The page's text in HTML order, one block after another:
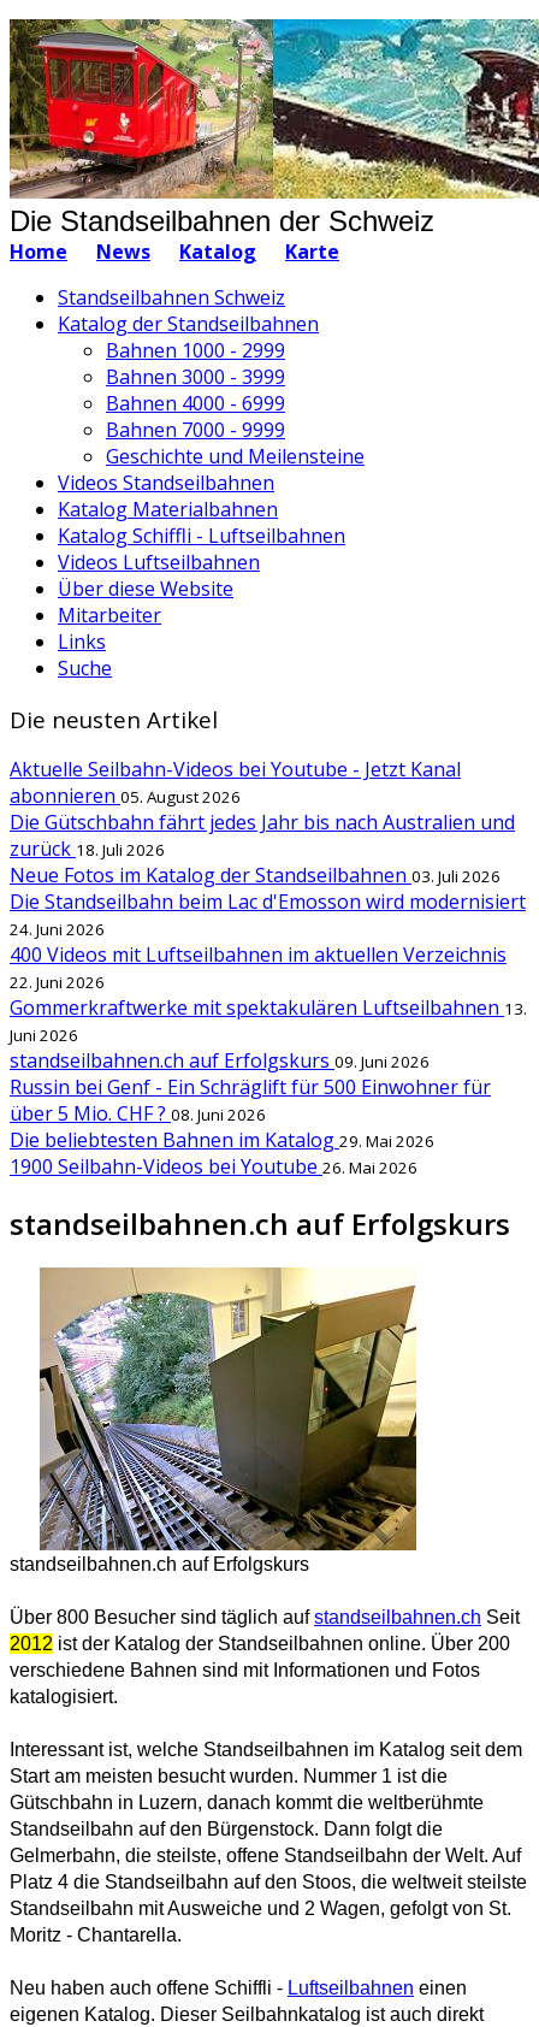
Die Standseilbahnen der Schweiz
Home News Katalog
Karte
Standseilbahnen Schweiz
Katalog der Standseilbahnen
Bahnen 1000 - 2999
Bahnen 3000 - 3999
Bahnen 4000 - 6999
Bahnen 7000 - 9999
Geschichte und Meilensteine
Videos Standseilbahnen
Katalog Materialbahnen
Katalog Schiffli - Luftseilbahnen
Videos Luftseilbahnen
Über diese Website
Mitarbeiter
Links
Suche
Die neusten Artikel
Aktuelle Seilbahn-Videos bei Youtube - Jetzt Kanal
abonnieren 05. August 2026
Die Gütschbahn fährt jedes Jahr bis nach Australien und
zurück 18. Juli 2026
Neue Fotos im Katalog der Standseilbahnen 03. Juli 2026
Die Standseilbahn beim Lac d'Emosson wird modernisiert
24. Juni 2026
400 Videos mit Luftseilbahnen im aktuellen Verzeichnis
22. Juni 2026
Gommerkraftwerke mit spektakulären Luftseilbahnen 13.
Juni 2026
standseilbahnen.ch auf Erfolgskurs 09. Juni 2026
Russin bei Genf - Ein Schräglift für 500 Einwohner für
über 5 Mio. CHF ? 08. Juni 2026
Die beliebtesten Bahnen im Katalog 29. Mai 2026
1900 Seilbahn-Videos bei Youtube 26. Mai 2026
standseilbahnen.ch auf Erfolgskurs
standseilbahnen.ch auf Erfolgskurs
Über 800 Besucher sind täglich aufstandseilbahnen.ch Seit
2012 ist der Katalog der Standseilbahnen online. Über 200
verschiedene Bahnen sind mit Informationen und Fotos
katalogisiert.
Interessant ist, welche Standseilbahnen im Katalog seit dem
Start am meisten besucht wurden. Nummer 1 ist die
Gütschbahn in Luzern, danach kommt die weltberühmte
Standseilbahn auf den Bürgenstock. Dann folgt die
Gelmerbahn, die steilste, offene Standseilbahn der Welt. Auf
Platz 4 die Standseilbahn auf den Stoos, die weltweit steilste
Standseilbahn mit Ausweiche und 2 Wagen, gefolgt von St.
Moritz - Chantarella.
Neu haben auch offene Schiffli - Luftseilbahnen einen
eigenen Katalog. Dieser Seilbahnkatalog ist auch direkt